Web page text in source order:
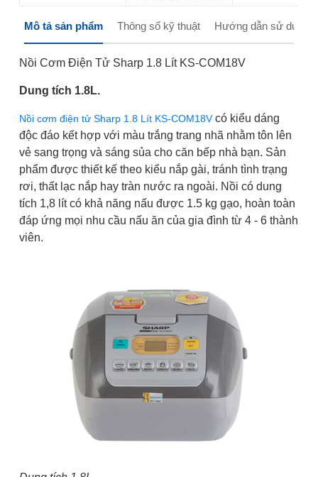
Mô tả sản phẩm Thông số kỹ thuật Hướng dẫn sử dụng
Nồi Cơm Điện Tử Sharp 1.8 Lít KS-COM18V
Dung tích 1.8L.
Nồi cơm điện tử Sharp 1.8 Lít KS-COM18Vcó kiểu dáng
độc đáo kết hợp với màu trắng trang nhã nhằm tôn lên
vẻ sang trọng và sáng sủa cho căn bếp nhà bạn. Sản
phẩm được thiết kế theo kiểu nắp gài, tránh tình trạng
rơi, thất lạc nắp hay tràn nước ra ngoài. Nồi có dung
tích 1,8 lít có khả năng nấu được 1.5 kg gạo, hoàn toàn
đáp ứng mọi nhu cầu nấu ăn của gia đình từ 4 - 6 thành
viên.